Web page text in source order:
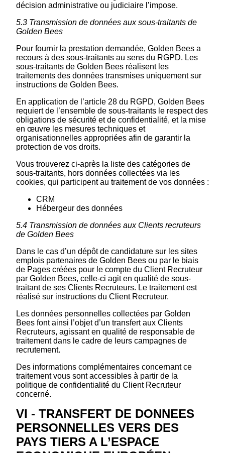
décision administrative ou judiciaire l’impose.
5.3 Transmission de données aux sous-traitants de
Golden Bees
Pour fournir la prestation demandée, Golden Bees a
recours à des sous-traitants au sens du RGPD. Les
sous-traitants de Golden Bees réalisent les
traitements des données transmises uniquement sur
instructions de Golden Bees.
En application de l’article 28 du RGPD, Golden Bees
requiert de l’ensemble de sous-traitants le respect des
obligations de sécurité et de confidentialité, et la mise
en œuvre les mesures techniques et
organisationnelles appropriées afin de garantir la
protection de vos droits.
Vous trouverez ci-après la liste des catégories de
sous-traitants, hors données collectées via les
cookies, qui participent au traitement de vos données :
CRM
Hébergeur des données
5.4 Transmission de données aux Clients recruteurs
de Golden Bees
Dans le cas d’un dépôt de candidature sur les sites
emplois partenaires de Golden Bees ou par le biais
de Pages créées pour le compte du Client Recruteur
par Golden Bees, celle-ci agit en qualité de sous-
traitant de ses Clients Recruteurs. Le traitement est
réalisé sur instructions du Client Recruteur.
Les données personnelles collectées par Golden
Bees font ainsi l’objet d’un transfert aux Clients
Recruteurs, agissant en qualité de responsable de
traitement dans le cadre de leurs campagnes de
recrutement.
Des informations complémentaires concernant ce
traitement vous sont accessibles à partir de la
politique de confidentialité du Client Recruteur
concerné.
VI - TRANSFERT DE DONNEES
PERSONNELLES VERS DES
PAYS TIERS A L’ESPACE